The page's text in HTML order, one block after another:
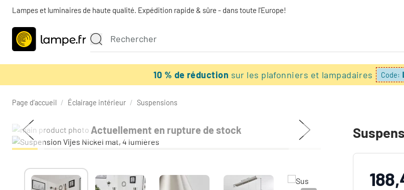
Lampes et luminaires de haute qualité. Expédition rapide & sûre - dans toute l'Europe!
10 % de réduction sur les plafonniers et lampadaires Code:
Page d’accueil / Éclairage intérieur / Suspensions
Actuellement en rupture de stock